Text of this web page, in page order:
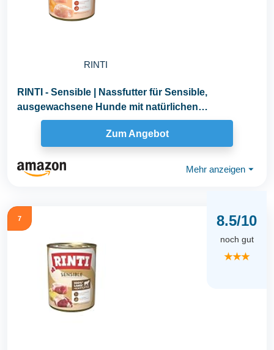
RINTI
RINTI - Sensible | Nassfutter für Sensible,
ausgewachsene Hunde mit natürlichen
Fleischstücken...
Zum Angebot
Mehr anzeigen ⏷
7 8.5/10
noch gut
★★★